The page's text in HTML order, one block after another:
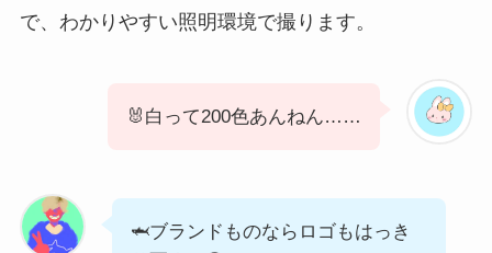
で、わかりやすい照明環境で撮ります。
🐰白って200色あんねん……
🦈ブランドものならロゴもはっき